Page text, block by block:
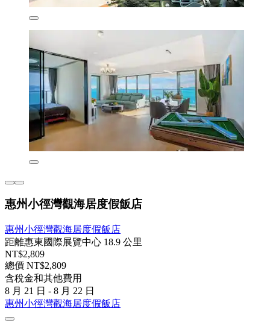
惠州小徑灣觀海居度假飯店
惠州小徑灣觀海居度假飯店
距離惠東國際展覽中心 18.9 公里
NT$2,809
總價 NT$2,809
含稅金和其他費用
8 月 21 日 - 8 月 22 日
惠州小徑灣觀海居度假飯店